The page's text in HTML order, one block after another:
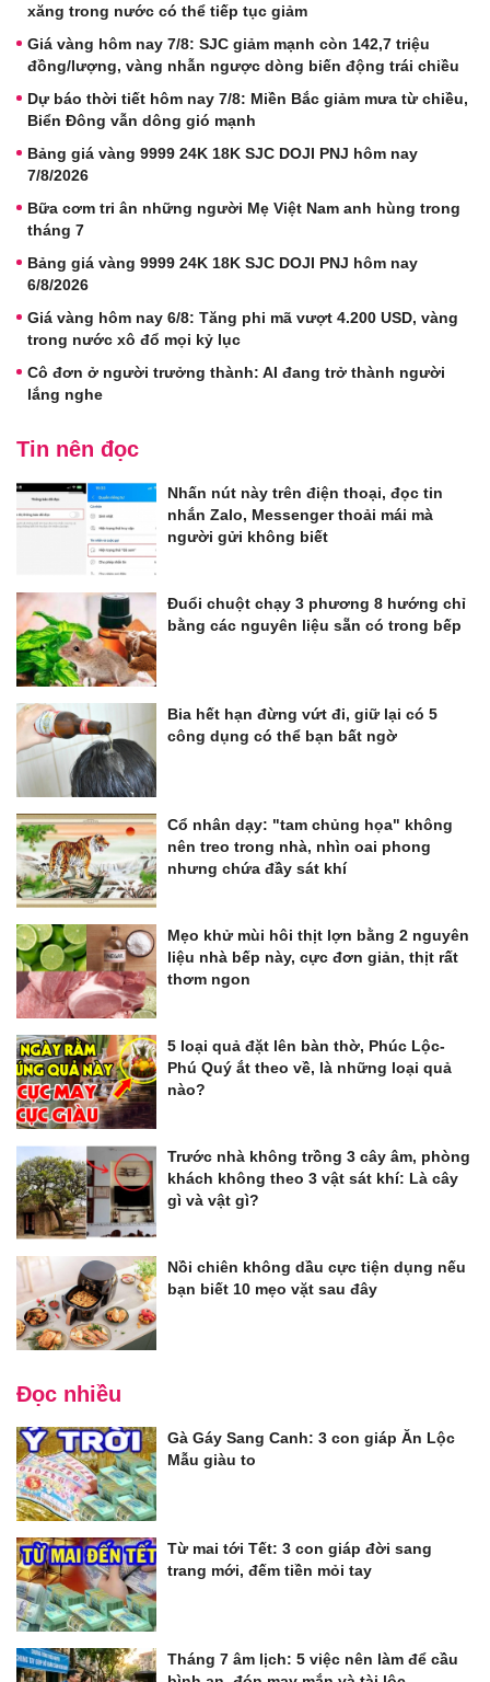
xăng trong nước có thể tiếp tục giảm
Giá vàng hôm nay 7/8: SJC giảm mạnh còn 142,7 triệu
đồng/lượng, vàng nhẫn ngược dòng biến động trái chiều
Dự báo thời tiết hôm nay 7/8: Miền Bắc giảm mưa từ chiều,
Biển Đông vẫn dông gió mạnh
Bảng giá vàng 9999 24K 18K SJC DOJI PNJ hôm nay
7/8/2026
Bữa cơm tri ân những người Mẹ Việt Nam anh hùng trong
tháng 7
Bảng giá vàng 9999 24K 18K SJC DOJI PNJ hôm nay
6/8/2026
Giá vàng hôm nay 6/8: Tăng phi mã vượt 4.200 USD, vàng
trong nước xô đổ mọi kỷ lục
Cô đơn ở người trưởng thành: AI đang trở thành người
lắng nghe
Tin nên đọc
Nhấn nút này trên điện thoại, đọc tin
nhắn Zalo, Messenger thoải mái mà
người gửi không biết
Đuổi chuột chạy 3 phương 8 hướng chỉ
bằng các nguyên liệu sẵn có trong bếp
Bia hết hạn đừng vứt đi, giữ lại có 5
công dụng có thể bạn bất ngờ
Cổ nhân dạy: "tam chủng họa" không
nên treo trong nhà, nhìn oai phong
nhưng chứa đầy sát khí
Mẹo khử mùi hôi thịt lợn bằng 2 nguyên
liệu nhà bếp này, cực đơn giản, thịt rất
thơm ngon
5 loại quả đặt lên bàn thờ, Phúc Lộc-
Phú Quý ắt theo về, là những loại quả
nào?
Trước nhà không trồng 3 cây âm, phòng
khách không theo 3 vật sát khí: Là cây
gì và vật gì?
Nồi chiên không dầu cực tiện dụng nếu
bạn biết 10 mẹo vặt sau đây
Đọc nhiều
Gà Gáy Sang Canh: 3 con giáp Ăn Lộc
Mẫu giàu to
Từ mai tới Tết: 3 con giáp đời sang
trang mới, đếm tiền mỏi tay
Tháng 7 âm lịch: 5 việc nên làm để cầu